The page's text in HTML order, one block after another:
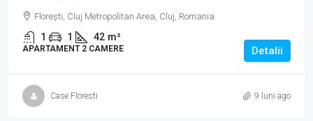
Florești, Cluj Metropolitan Area, Cluj, Romania
1 1 42 m²
APARTAMENT 2 CAMERE Detalii
Case Floresti 9 luni ago